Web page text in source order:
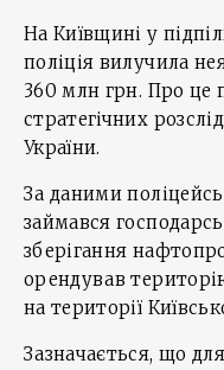
На Київщині у
поліція вилучила
360 млн грн. Про це
стратегічних
України.
За даними
займався
зберігання
орендував
на території
Зазначається, що